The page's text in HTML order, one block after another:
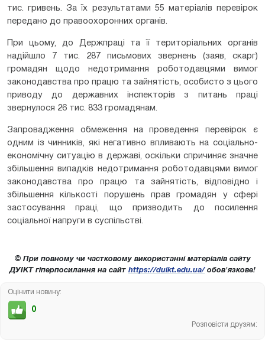
тис. гривень. За їх результатами 55 матеріалів перевірок
передано до правоохоронних органів.
При цьому, до Держпраці та її територіальних органів
надійшло 7 тис. 287 письмових звернень (заяв, скарг)
громадян щодо недотримання роботодавцями вимог
законодавства про працю та зайнятість, особисто з цього
приводу до державних інспекторів з питань праці
звернулося 26 тис. 833 громадянам.
Запровадження обмеження на проведення перевірок є
одним із чинників, які негативно впливають на соціально-
економічну ситуацію в державі, оскільки спричиняє значне
збільшення випадків недотримання роботодавцями вимог
законодавства про працю та зайнятість, відповідно і
збільшення кількості порушень прав громадян у сфері
застосування праці, що призводить до посилення
соціальної напруги в суспільстві.
© При повному чи частковому використанні матеріалів сайту
ДУІКТ гіперпосилання на сайт https://duikt.edu.ua/обов'язкове!
Оцінити новину:
0
Розповісти друзям: